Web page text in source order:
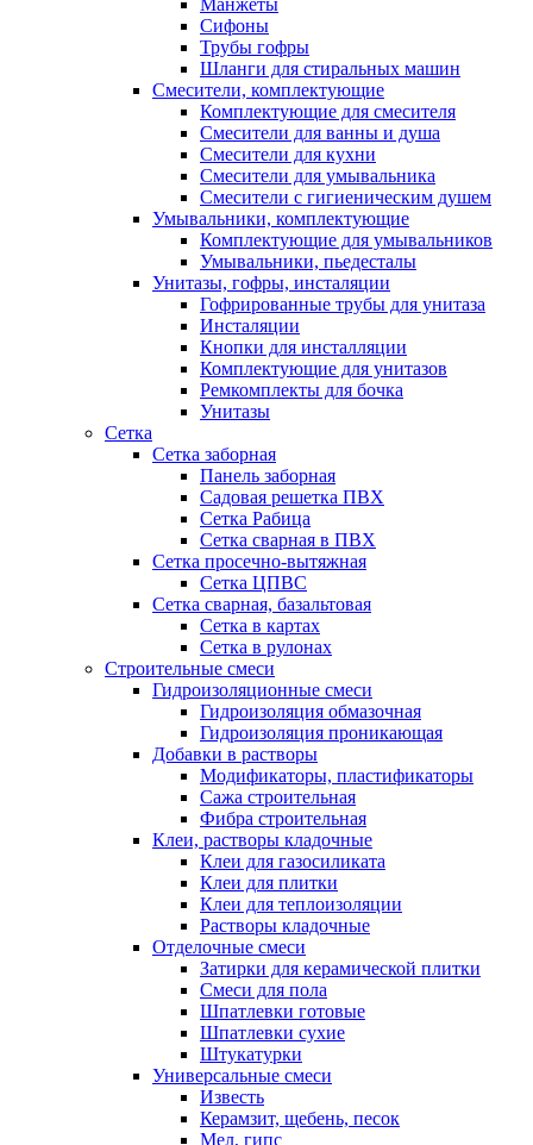
Манжеты
Сифоны
Трубы гофры
Шланги для стиральных машин
Смесители, комплектующие
Комплектующие для смесителя
Смесители для ванны и душа
Смесители для кухни
Смесители для умывальника
Смесители с гигиеническим душем
Умывальники, комплектующие
Комплектующие для умывальников
Умывальники, пьедесталы
Унитазы, гофры, инсталяции
Гофрированные трубы для унитаза
Инсталяции
Кнопки для инсталляции
Комплектующие для унитазов
Ремкомплекты для бочка
Унитазы
Сетка
Сетка заборная
Панель заборная
Садовая решетка ПВХ
Сетка Рабица
Сетка сварная в ПВХ
Сетка просечно-вытяжная
Сетка ЦПВС
Сетка сварная, базальтовая
Сетка в картах
Сетка в рулонах
Строительные смеси
Гидроизоляционные смеси
Гидроизоляция обмазочная
Гидроизоляция проникающая
Добавки в растворы
Модификаторы, пластификаторы
Сажа строительная
Фибра строительная
Клеи, растворы кладочные
Клеи для газосиликата
Клеи для плитки
Клеи для теплоизоляции
Растворы кладочные
Отделочные смеси
Затирки для керамической плитки
Смеси для пола
Шпатлевки готовые
Шпатлевки сухие
Штукатурки
Универсальные смеси
Известь
Керамзит, щебень, песок
Мел, гипс